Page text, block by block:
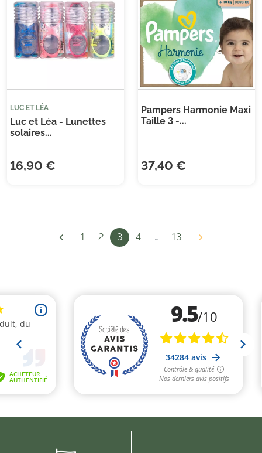
LUC ET LÉA
Luc et Léa - Lunettes
solaires...
16,90 €
Pampers Harmonie Maxi
Taille 3 -...
37,40 €
 1 2 3 4 … 13 